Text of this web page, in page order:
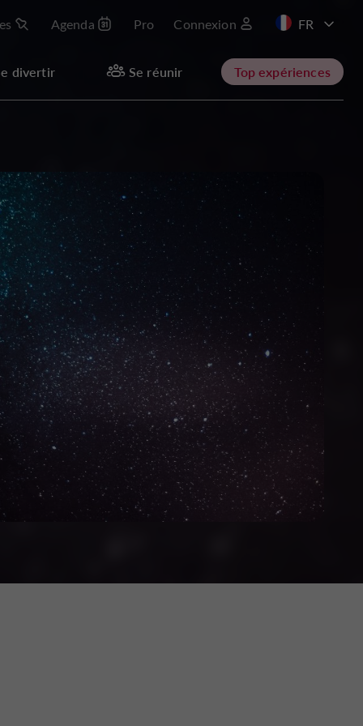
Agenda Pro Connexion
divertir Se réunir Top expériences